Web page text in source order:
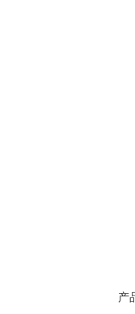
产